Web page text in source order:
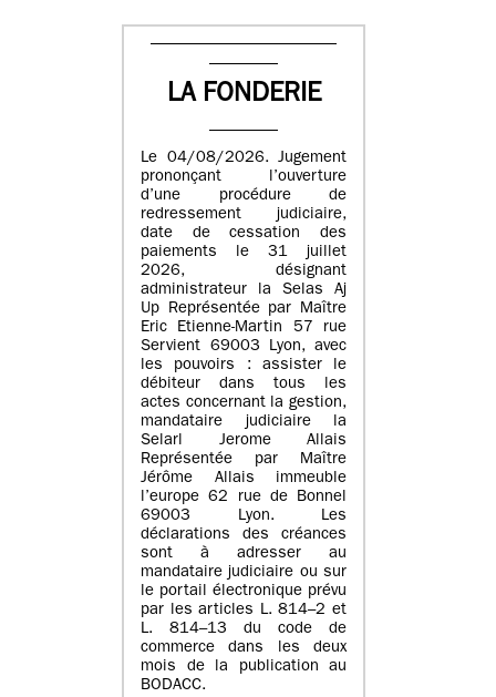
LA FONDERIE
Le 04/08/2026. Jugement
prononçant l’ouverture
d’une procédure de
redressement judiciaire,
date de cessation des
paiements le 31 juillet
2026, désignant
administrateur la Selas Aj
Up Représentée par Maître
Eric Etienne-Martin 57 rue
Servient 69003 Lyon, avec
les pouvoirs : assister le
débiteur dans tous les
actes concernant la gestion,
mandataire judiciaire la
Selarl Jerome Allais
Représentée par Maître
Jérôme Allais immeuble
l’europe 62 rue de Bonnel
69003 Lyon. Les
déclarations des créances
sont à adresser au
mandataire judiciaire ou sur
le portail électronique prévu
par les articles L. 814–2 et
L. 814–13 du code de
commerce dans les deux
mois de la publication au
BODACC.